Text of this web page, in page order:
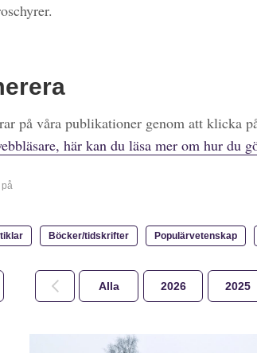
på våra publikationer genom att klicka
här kan du läsa mer om hur du
på
Böcker/tidskrifter Populärvetenskap
Alla 2026 2025